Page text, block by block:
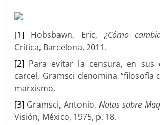
[1] Hobsbawn, Eric,¿Cómo
Crítica, Barcelona, 2011.
[2] Para evitar la censura, en sus
carcel, Gramsci denomina “filosofía
marxismo.
[3] Gramsci, Antonio, Notas sobre
Visión, México, 1975, p. 18.